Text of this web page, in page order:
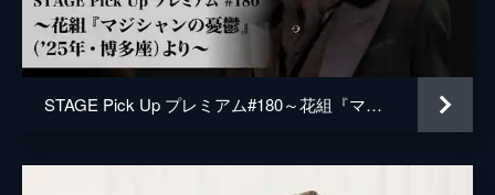
STAGE Pick Up プレミアム#180～花組『マジシャンの憂鬱』（'25年・博多座）より～